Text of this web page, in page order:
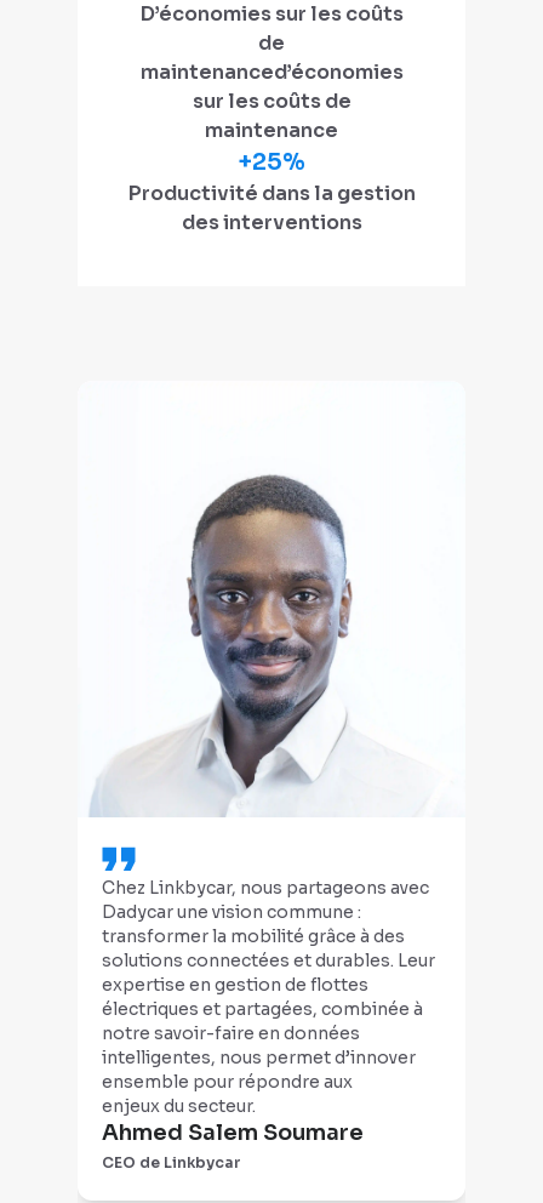
D’économies sur les coûts
de
maintenanced’économies
sur les coûts de
maintenance
+25%
Productivité dans la gestion
des interventions
Chez Linkbycar, nous partageons avec
Dadycar une vision commune :
transformer la mobilité grâce à des
solutions connectées et durables. Leur
expertise en gestion de flottes
électriques et partagées, combinée à
notre savoir-faire en données
intelligentes, nous permet d’innover
ensemble pour répondre aux
enjeux du secteur.
Ahmed Salem Soumare
CEO de Linkbycar